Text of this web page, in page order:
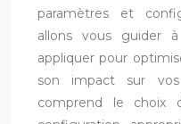
paramètres et
allons vous guider
appliquer pour
son impact sur vos
comprend le choix